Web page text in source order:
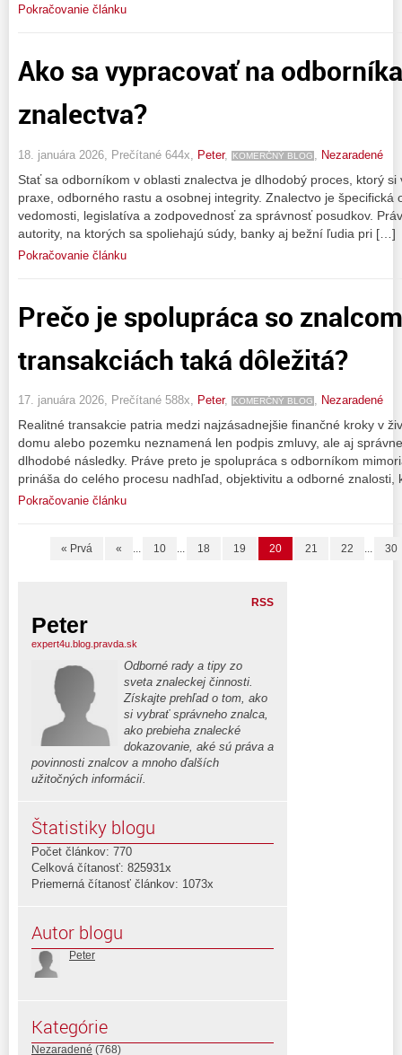
Pokračovanie článku
Ako sa vypracovať na
znalectva?
18. januára 2026, Prečítané 644x, Peter, KOMERČNÝ BLOG Nezaradené
Stať sa odborníkom v oblasti znalectva je dlhodobý proces, ktorý
praxe, odborného rastu a osobnej integrity. Znalectvo je špecifická
vedomosti, legislatíva a zodpovednosť za správnosť posudkov.
autority, na ktorých sa spoliehajú súdy, banky aj bežní ľudia pri […]
Pokračovanie článku
Prečo je spolupráca so
transakciách taká dôležitá?
17. januára 2026, Prečítané 588x, Peter, KOMERČNÝ BLOG , Nezaradené
Realitné transakcie patria medzi najzásadnejšie finančné kroky v
domu alebo pozemku neznamená len podpis zmluvy, ale aj
dlhodobé následky. Práve preto je spolupráca s odborníkom
prináša do celého procesu nadhľad, objektivitu a odborné
Pokračovanie článku
« Prvá « ... 10 ... 18 19 20 21 22 ... 30
RSS
Peter
expert4u.blog.pravda.sk
Odborné rady a tipy zo
sveta znaleckej činnosti.
Získajte prehľad o tom, ako
si vybrať správneho znalca,
ako prebieha znalecké
dokazovanie, aké sú práva a
povinnosti znalcov a mnoho ďalších
užitočných informácií.
Štatistiky blogu
Počet článkov: 770
Celková čítanosť: 825931x
Priemerná čítanosť článkov: 1073x
Autor blogu
Peter
Kategórie
Nezaradené (768)